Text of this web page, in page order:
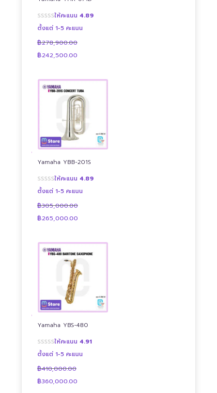
ให้คะแนน 4.89
ตั้งแต่ 1-5 คะแนน
฿278,900.00
Original
price
฿242,500.00price
Yamaha YBB-201S
ให้คะแนน 4.89
ตั้งแต่ 1-5 คะแนน
฿305,000.00
Original
price
฿265,000.00price
Yamaha YBS-480
ให้คะแนน 4.91
ตั้งแต่ 1-5 คะแนน
฿410,000.00
Original
price
฿360,000.00price